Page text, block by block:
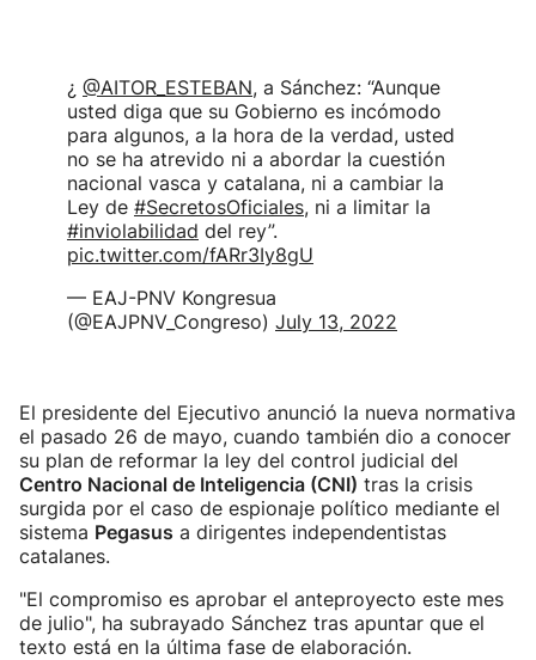
¿ @AITOR_ESTEBAN, a Sánchez: “Aunque
usted diga que su Gobierno es incómodo
para algunos, a la hora de la verdad, usted
no se ha atrevido ni a abordar la cuestión
nacional vasca y catalana, ni a cambiar la
Ley de #SecretosOficiales, ni a limitar la
#inviolabilidad del rey”.
pic.twitter.com/fARr3Iy8gU
— EAJ-PNV Kongresua
(@EAJPNV_Congreso) July 13, 2022
El presidente del Ejecutivo anunció la nueva normativa
el pasado 26 de mayo, cuando también dio a conocer
su plan de reformar la ley del control judicial del
Centro Nacional de Inteligencia (CNI) tras la crisis
surgida por el caso de espionaje político mediante el
sistema Pegasus a dirigentes independentistas
catalanes.
"El compromiso es aprobar el anteproyecto este mes
de julio", ha subrayado Sánchez tras apuntar que el
texto está en la última fase de elaboración.